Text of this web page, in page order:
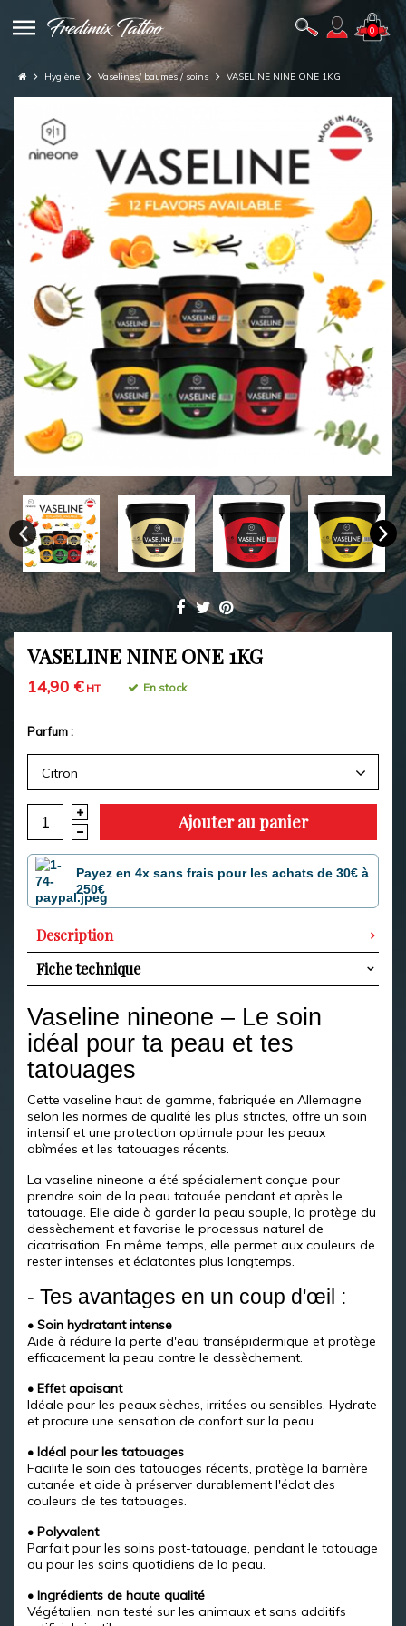
0
Hygiène Vaselines/ baumes / soins VASELINE NINE ONE 1KG
VASELINE NINE ONE 1KG
14,90 €HT En stock
Parfum :
Citron
Ajouter au panier
Payez en 4x sans frais pour les achats de 30€ à
250€
Description
Fiche technique
Vaseline nineone – Le soin
idéal pour ta peau et tes
tatouages
Cette vaseline haut de gamme, fabriquée en Allemagne
selon les normes de qualité les plus strictes, offre un soin
intensif et une protection optimale pour les peaux
abîmées et les tatouages récents.
La vaseline nineone a été spécialement conçue pour
prendre soin de la peau tatouée pendant et après le
tatouage. Elle aide à garder la peau souple, la protège du
dessèchement et favorise le processus naturel de
cicatrisation. En même temps, elle permet aux couleurs de
rester intenses et éclatantes plus longtemps.
- Tes avantages en un coup d'œil :
• Soin hydratant intense
Aide à réduire la perte d'eau transépidermique et protège
efficacement la peau contre le dessèchement.
• Effet apaisant
Idéale pour les peaux sèches, irritées ou sensibles. Hydrate
et procure une sensation de confort sur la peau.
• Idéal pour les tatouages
Facilite le soin des tatouages récents, protège la barrière
cutanée et aide à préserver durablement l'éclat des
couleurs de tes tatouages.
• Polyvalent
Parfait pour les soins post-tatouage, pendant le tatouage
ou pour les soins quotidiens de la peau.
• Ingrédients de haute qualité
Végétalien, non testé sur les animaux et sans additifs